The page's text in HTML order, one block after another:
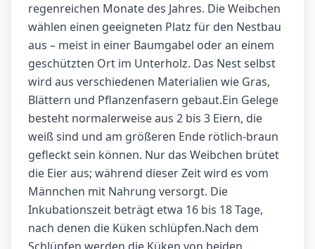
regenreichen Monate des Jahres. Die Weibchen
wählen einen geeigneten Platz für den Nestbau
aus – meist in einer Baumgabel oder an einem
geschützten Ort im Unterholz. Das Nest selbst
wird aus verschiedenen Materialien wie Gras,
Blättern und Pflanzenfasern gebaut.Ein Gelege
besteht normalerweise aus 2 bis 3 Eiern, die
weiß sind und am größeren Ende rötlich-braun
gefleckt sein können. Nur das Weibchen brütet
die Eier aus; während dieser Zeit wird es vom
Männchen mit Nahrung versorgt. Die
Inkubationszeit beträgt etwa 16 bis 18 Tage,
nach denen die Küken schlüpfen.Nach dem